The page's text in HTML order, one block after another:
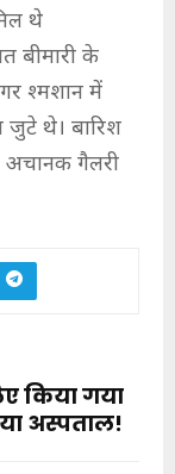
थे
बीमारी के
श्मशान में
जुटे थे। बारिश
अचानक गैलरी
किया गया
अस्पताल!